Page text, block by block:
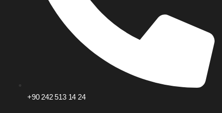
+90 242 513 14 24